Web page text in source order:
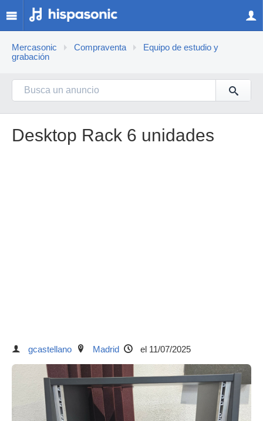
Mercasonic Compraventa
Equipo de estudio y
grabación
Desktop Rack 6 unidades
gcastellano Madrid el 11/07/2025